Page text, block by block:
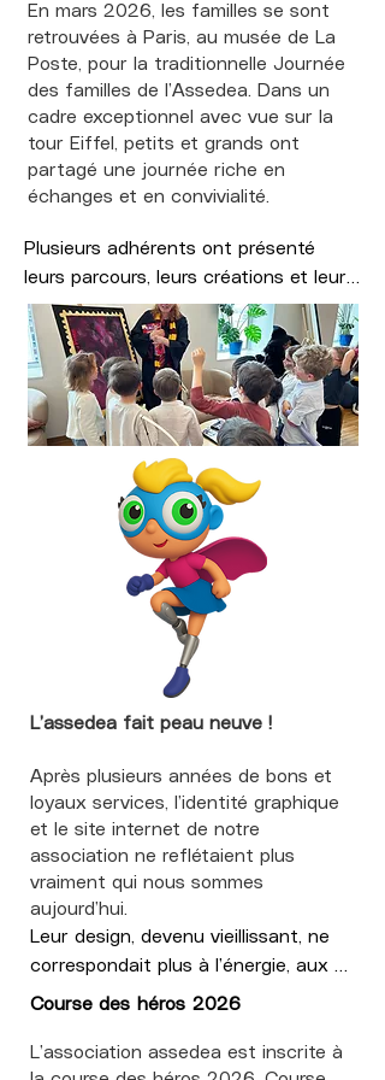
En mars 2026, les familles se sont
retrouvées à Paris, au musée de La
Poste, pour la traditionnelle Journée
des familles de l’Assedea. Dans un
cadre exceptionnel avec vue sur la
tour Eiffel, petits et grands ont
partagé une journée riche en
échanges et en convivialité.
Plusieurs adhérents ont présenté
leurs parcours, leurs créations et leurs
astuces du quotidien : Ilhem Riahi,
Lola, Benjamin Niess avec Limbee,
ainsi que Grégory de la chaîne
YouTube « Greg à deux mains ». Alec
CHEVROT, de la société Macu4, et
Flavie BENIZRI pour E-nable étaient
également présents pour échanger
autour des aides techniques et
orthopédiques.
Après le déjeuner, les familles ont
participé à un temps d’échange
accompagné des professionnels de
santé des hôpitaux de Saint-Maurice.
Merci au Mme Martinot-Lagarde,
ergothérapeute, à Mme Le Dantec,
cheffe de projet, pour leur présence
et leurs interventions.
Les enfants ont ensuite profité d’une
animation sur le thème des sorciers,
l’occasion de partager un moment
ensemble et de se rendre compte
qu’ils ne sont pas seuls à vivre avec
une agénésie.
La journée s’est terminée par la visite
chaleureusement accueillis pour cette
L’assedea fait peau neuve !
Après plusieurs années de bons et
loyaux services, l’identité graphique
et le site internet de notre
association ne reflétaient plus
vraiment qui nous sommes
aujourd’hui.
Leur design, devenu vieillissant, ne
correspondait plus à l’énergie, aux
valeurs et aux projets que nous
Nous avons donc entrepris une
Course des héros 2026
L’association assedea est inscrite à